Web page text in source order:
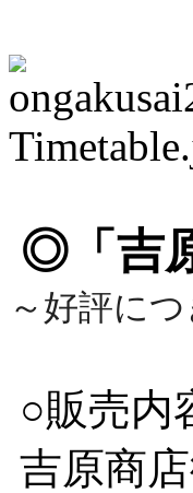
◎「吉
～好評に
○販売
吉原商